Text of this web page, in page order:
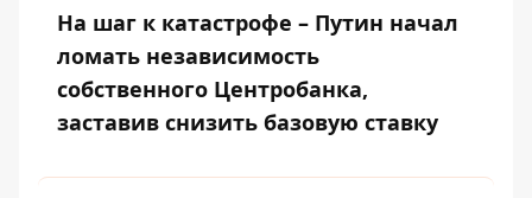
На шаг к катастрофе – Путин начал
ломать независимость
собственного Центробанка,
заставив снизить базовую ставку